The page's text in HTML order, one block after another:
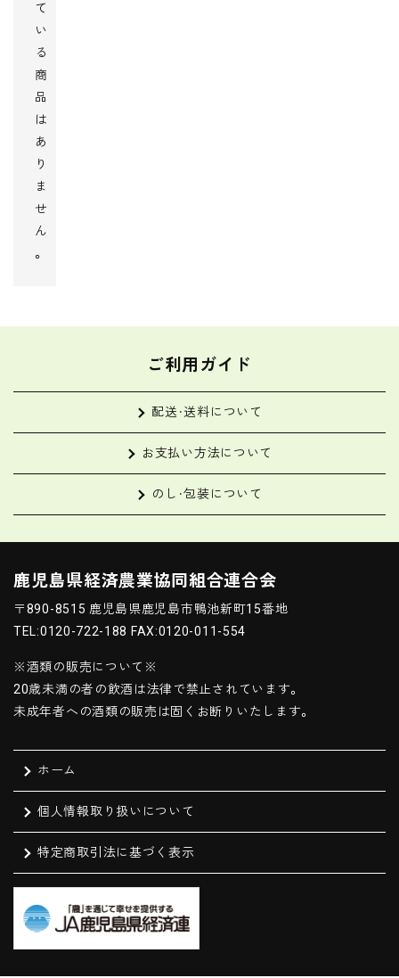
て
い
る
商
品
は
あ
り
ま
せ
ん
。
ご利用ガイド
配送・送料について
お支払い方法について
のし・包装について
鹿児島県経済農業協同組合連合会
〒890-8515 鹿児島県鹿児島市鴨池新町15番地
TEL:0120-722-188 FAX:0120-011-554
※酒類の販売について※
20歳未満の者の飲酒は法律で禁止されています。
未成年者への酒類の販売は固くお断りいたします。
ホーム
個人情報取り扱いについて
特定商取引法に基づく表示